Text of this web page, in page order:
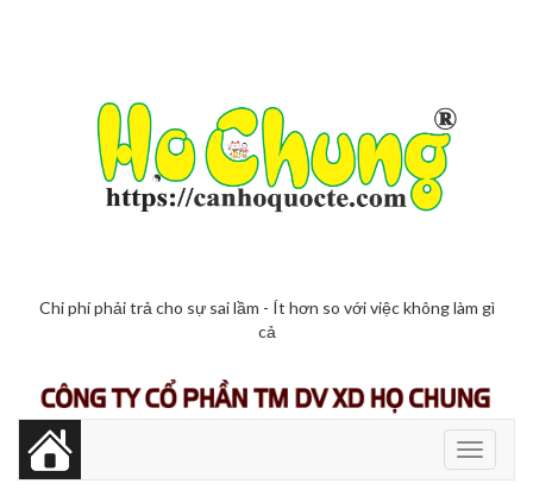
Chi phí phải trả cho sự sai lầm - Ít hơn so với việc không làm gì
cả
Toggle